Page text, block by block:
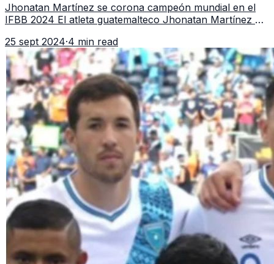
Jhonatan Martínez se corona campeón mundial en el
IFBB 2024 El atleta guatemalteco Jhonatan Martínez ha
como campeón en el Mun
25 sept 2024·4 min read